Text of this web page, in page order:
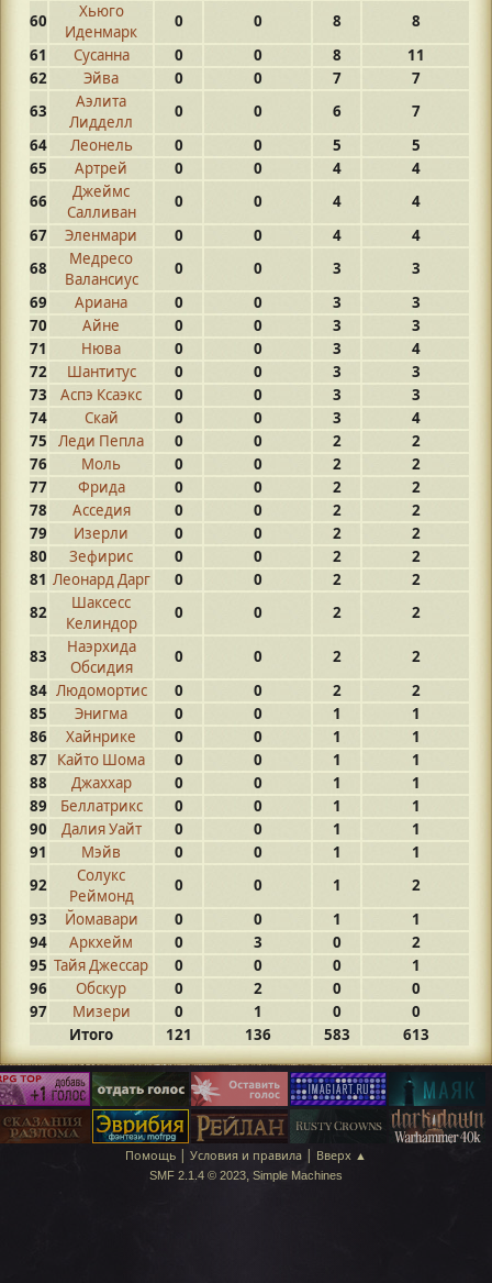
60
Хьюго
Иденмарк
0 0 8
8
61
Сусанна 0 0 8
11
62
Эйва 0 0 7
7
63
Аэлита
Лидделл
0 0 6
7
64
Леонель 0 0 5
5
65
Артрей 0 0 4
4
66
Джеймс
Салливан
0 0 4
4
67
Эленмари 0 0 4
4
68
Медресо
Валансиус
0 0 3
3
69
Ариана 0 0 3
3
70
Айне 0 0 3
3
71
Нюва 0 0 3
4
72
Шантитус 0 0 3
3
73
Аспэ Ксаэкс 0 0 3
3
74
Скай 0 0 3
4
75
Леди Пепла 0 0 2
2
76
Моль 0 0 2
2
77
Фрида 0 0 2
2
78
Асседия 0 0 2
2
79
Изерли 0 0 2
2
80
Зефирис 0 0 2
2
81 Леонард Дарг 0 0 2
2
82
Шаксесс
Келиндор
0 0 2 2
83
Наэрхида
Обсидия
0 0 2
2
84 Людомортис 0 0 2
2
85
Энигма 0 0 1
1
86
Хайнрике 0 0 1
1
87 Кайто Шома 0 0 1
1
88
Джаххар 0 0 1
1
89
Беллатрикс 0 0 1
1
90
Далия Уайт 0 0 1
1
91
Мэйв 0 0 1
1
92
Солукс
Реймонд
0 0 1
2
93
Йомавари 0 0 1
1
94
Аркхейм 0 3 0
2
95 Тайя Джессар 0 0 0
1
96
Обскур 0 2 0
0
97
Mизери 0 1 0
0
Итого
121 136 583 613
Помощь | Условия и правила | Вверх ▲
SMF 2.1.4 © 2023, Simple Machines